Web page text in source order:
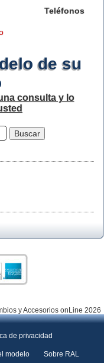
Teléfonos
de su
consulta y lo
y Accesorios onLine 2026
de privacidad
modelo Sobre RAL